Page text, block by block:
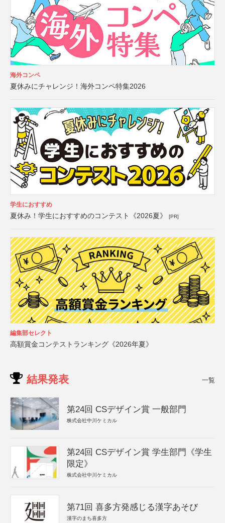
海外コンペ
夏休みにチャレンジ！海外コンペ特集2026
学生におすすめ
夏休み！学生におすすめのコンテスト《2026夏》 [PR]
編集部セレクト
高額賞金コンテストランキング《2026年夏》
結果発表 一覧
第24回 CSデザイン賞 一般部門
株式会社中川ケミカル
第24回 CSデザイン賞 学生部門《学生
限定》
株式会社中川ケミカル
第71回 喜多方発感じる漢字あそび
漢字のまち喜多方